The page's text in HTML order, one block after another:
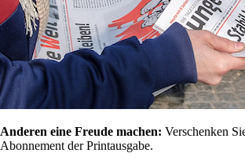
Anderen eine Freude machen: Verschenken
Abonnement der Printausgabe.